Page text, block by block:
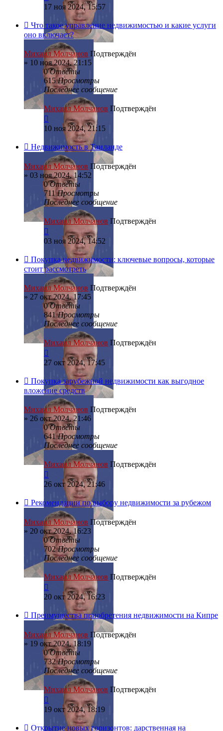
17 ноя 2024, 15:57
Что такое управление недвижимостью и какие услуги
оно включает?
Михаил Молчанов Подтверждён
» 10 ноя 2024, 21:15
0Ответы
615Просмотры
Последнее сообщение
Михаил Молчанов Подтверждён
10 ноя 2024, 21:15
Недвижимость в Таиланде
Михаил Молчанов Подтверждён
» 03 ноя 2024, 14:52
0Ответы
711Просмотры
Последнее сообщение
Михаил Молчанов Подтверждён
03 ноя 2024, 14:52
Покупка недвижимости: ключевые вопросы, которые
стоит рассмотреть
Михаил Молчанов Подтверждён
» 27 окт 2024, 17:45
0Ответы
841Просмотры
Последнее сообщение
Михаил Молчанов Подтверждён
27 окт 2024, 17:45
Покупка зарубежной недвижимости как выгодное
вложение средств
Михаил Молчанов Подтверждён
» 26 окт 2024, 21:46
0Ответы
641Просмотры
Последнее сообщение
Михаил Молчанов Подтверждён
26 окт 2024, 21:46
Рекомендации по выбору недвижимости за рубежом
Михаил Молчанов Подтверждён
» 20 окт 2024, 16:23
0Ответы
702Просмотры
Последнее сообщение
Михаил Молчанов Подтверждён
20 окт 2024, 16:23
Преимущества приобретения недвижимости на Кипре
Михаил Молчанов Подтверждён
» 19 окт 2024, 18:19
0Ответы
732Просмотры
Последнее сообщение
Михаил Молчанов Подтверждён
19 окт 2024, 18:19
Открытие новых горизонтов: дарственная на